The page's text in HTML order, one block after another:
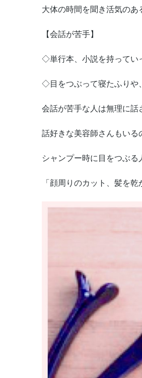
大体の時間を聞き活気のあ
【会話が苦手】
◇単行本、小説を持ってい
◇目をつぶって寝たふりや
会話が苦手な人は無理に話
話好きな美容師さんもいる
シャンプー時に目をつぶる
「顔周りのカット、髪を